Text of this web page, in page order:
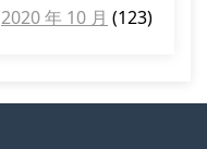
2020 年 10 月 (123)